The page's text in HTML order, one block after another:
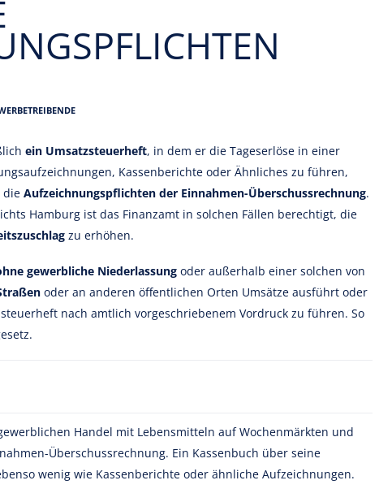
ein Umsatzsteuerheft, in dem er die Tageserlöse in einer
Kassenberichte oder Ähnliches zu führen,
die Aufzeichnungspflichten der Einnahmen-Überschussrechnung.
Hamburg ist das Finanzamt in solchen Fällen berechtigt, die
zu erhöhen.
gewerbliche Niederlassung oder außerhalb einer solchen von
oder an anderen öffentlichen Orten Umsätze ausführt oder
nach amtlich vorgeschriebenem Vordruck zu führen. So
Handel mit Lebensmitteln auf Wochenmärkten und
Überschussrechnung. Ein Kassenbuch über seine
wenig wie Kassenberichte oder ähnliche Aufzeichnungen.